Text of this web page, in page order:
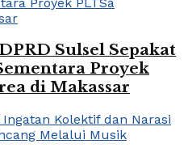
Sulsel Sepakat
Proyek
di Makassar